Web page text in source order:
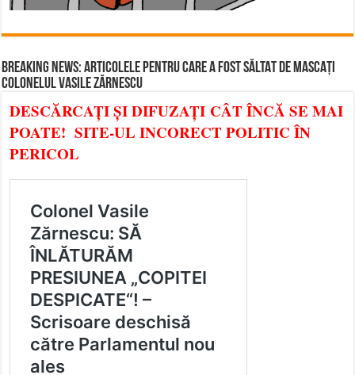
BREAKING NEWS: ARTICOLELE PENTRU CARE A FOST SĂLTAT DE MASCAȚI
COLONELUL VASILE ZĂRNESCU
DESCĂRCAȚI ȘI DIFUZAȚI CÂT ÎNCĂ SE MAI
POATE! SITE-UL INCORECT POLITIC ÎN
PERICOL